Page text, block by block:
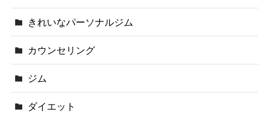
きれいなパーソナルジム
カウンセリング
ジム
ダイエット